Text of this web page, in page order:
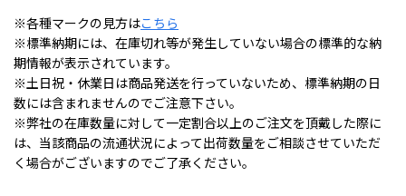
※各種マークの見方はこちら
※標準納期には、在庫切れ等が発生していない場合の標準的な納
期情報が表示されています。
※土日祝・休業日は商品発送を行っていないため、標準納期の日
数には含まれませんのでご注意下さい。
※弊社の在庫数量に対して一定割合以上のご注文を頂戴した際に
は、当該商品の流通状況によって出荷数量をご相談させていただ
く場合がございますのでご了承ください。